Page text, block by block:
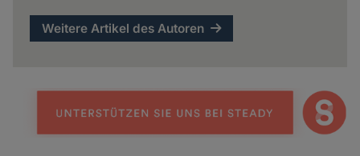
Weitere Artikel des Autoren